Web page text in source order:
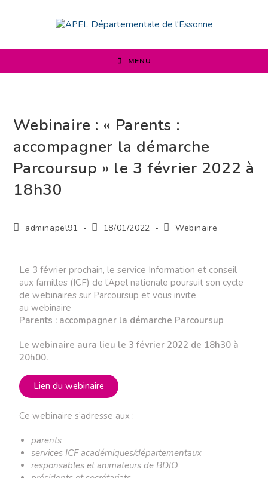
MENU
Webinaire : « Parents :
accompagner la démarche
Parcoursup » le 3 février 2022 à
18h30
adminapel91 18/01/2022 Webinaire
Le 3 février prochain, le service Information et conseil
aux familles (ICF) de l’Apel nationale poursuit son cycle
de webinaires sur Parcoursup et vous invite
au webinaire
Parents : accompagner la démarche Parcoursup
Le webinaire aura lieu le 3 février 2022 de 18h30 à
20h00.
Lien du webinaire
Ce webinaire s’adresse aux :
parents
services ICF académiques/départementaux
responsables et animateurs de BDIO